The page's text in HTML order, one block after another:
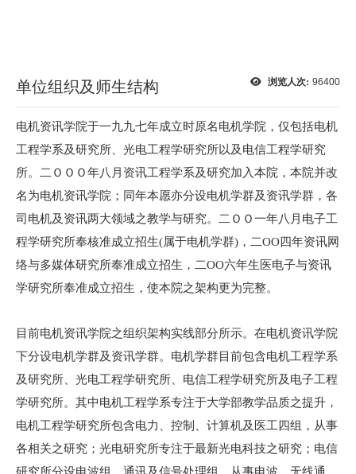
浏览人次: 96400
单位组织及师生结构
电机资讯学院于一九九七年成立时原名电机学院，仅包括电机
工程学系及研究所、光电工程学研究所以及电信工程学研究
所。二ＯＯＯ年八月资讯工程学系及研究加入本院，本院并改
名为电机资讯学院；同年本愿亦分设电机学群及资讯学群，各
司电机及资讯两大领域之教学与研究。二ＯＯ一年八月电子工
程学研究所奉核准成立招生(属于电机学群)，二OO四年资讯网
络与多媒体研究所奉准成立招生，二OO六年生医电子与资讯
学研究所奉准成立招生，使本院之架构更为完整。
目前电机资讯学院之组织架构实线部分所示。在电机资讯学院
下分设电机学群及资讯学群。电机学群目前包含电机工程学系
及研究所、光电工程学研究所、电信工程学研究所及电子工程
学研究所。其中电机工程学系专注于大学部教学品质之提升，
电机工程学研究所包含电力、控制、计算机及医工四组，从事
各相关之研究；光电研究所专注于最新光电科技之研究；电信